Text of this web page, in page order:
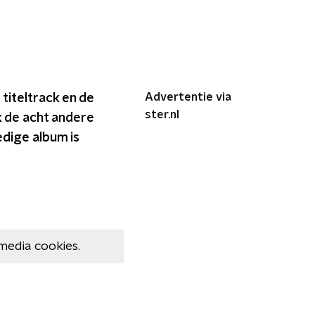
titeltrack en de
de acht andere
album is
cookies.
Advertentie via
ster.nl